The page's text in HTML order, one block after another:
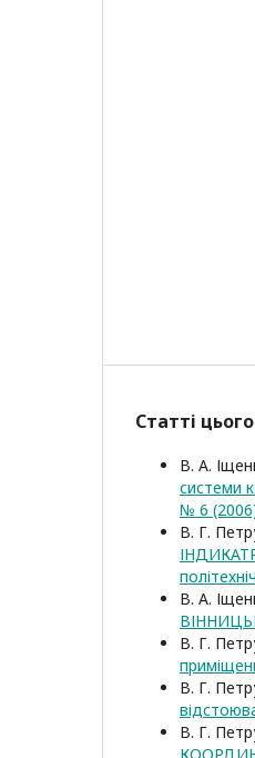
Статті
В. А.
системи
№ 6
В. Г.
В. А.
В. Г.
В. Г.
В. Г.